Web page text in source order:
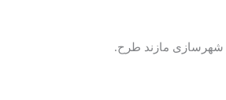
شهرسازی مازند طرح.